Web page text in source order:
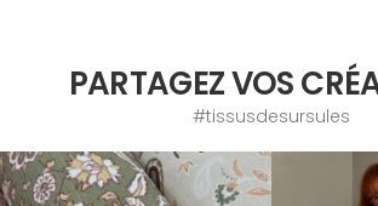
PARTAGEZ VOS
#tissusdesursules